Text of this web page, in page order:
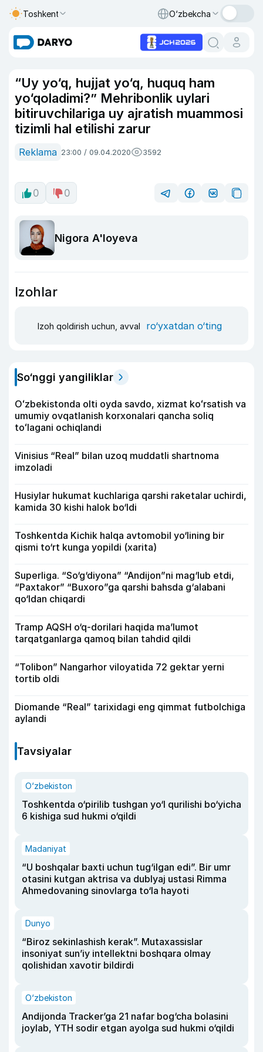
Toshkent O‘zbekcha
“Uy yo‘q, hujjat yo‘q, huquq ham
yo‘qoladimi?” Mehribonlik uylari
bitiruvchilariga uy ajratish muammosi
tizimli hal etilishi zarur
Reklama 23:00 / 09.04.2020 3592
0 0
Nigora A'loyeva
Izohlar
Izoh qoldirish uchun, avval ro‘yxatdan o‘ting
So‘nggi yangiliklar
Oʻzbekistonda olti oyda savdo, xizmat koʻrsatish va
umumiy ovqatlanish korxonalari qancha soliq
toʻlagani ochiqlandi
Vinisius “Real” bilan uzoq muddatli shartnoma
imzoladi
Husiylar hukumat kuchlariga qarshi raketalar uchirdi,
kamida 30 kishi halok bo‘ldi
Toshkentda Kichik halqa avtomobil yo‘lining bir
qismi to‘rt kunga yopildi (xarita)
Superliga. “So‘g‘diyona” “Andijon”ni mag‘lub etdi,
“Paxtakor” “Buxoro”ga qarshi bahsda g‘alabani
qo‘ldan chiqardi
Tramp AQSH o‘q-dorilari haqida ma’lumot
tarqatganlarga qamoq bilan tahdid qildi
“Tolibon” Nangarhor viloyatida 72 gektar yerni
tortib oldi
Diomande “Real” tarixidagi eng qimmat futbolchiga
aylandi
Tavsiyalar
O‘zbekiston
Toshkentda o‘pirilib tushgan yo‘l qurilishi bo‘yicha
6 kishiga sud hukmi o‘qildi
Madaniyat
“U boshqalar baxti uchun tug‘ilgan edi”. Bir umr
otasini kutgan aktrisa va dublyaj ustasi Rimma
Ahmedovaning sinovlarga to‘la hayoti
Dunyo
“Biroz sekinlashish kerak”. Mutaxassislar
insoniyat sun’iy intellektni boshqara olmay
qolishidan xavotir bildirdi
O‘zbekiston
Andijonda Tracker’ga 21 nafar bog‘cha bolasini
joylab, YTH sodir etgan ayolga sud hukmi o‘qildi